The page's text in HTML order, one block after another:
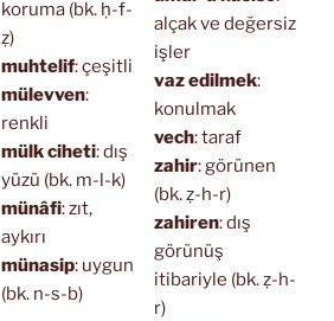
koruma (bk. ḥ-f-
ẓ)
muhtelif: çeşitli
mülevven:
renkli
mülk ciheti: dış
yüzü (bk. m-l-k)
münâfi: zıt,
aykırı
münasip: uygun
(bk. n-s-b)
alçak ve değersiz
işler
vaz edilmek:
konulmak
vech: taraf
zahir: görünen
(bk. ẓ-h-r)
zahiren: dış
görünüş
itibariyle (bk. ẓ-h-
r)